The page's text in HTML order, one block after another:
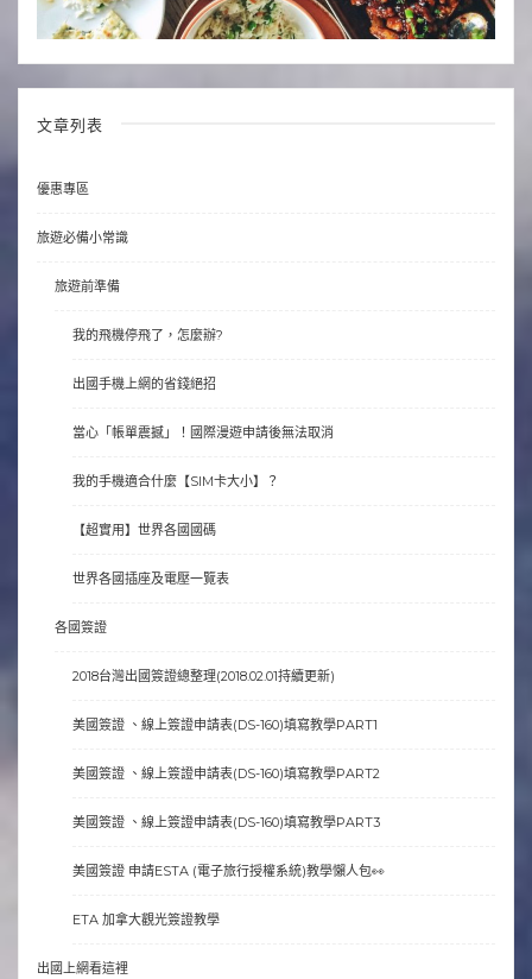
文章列表
優惠專區
旅遊必備小常識
旅遊前準備
我的飛機停飛了，怎麼辦?
出國手機上網的省錢絕招
當心「帳單震撼」！國際漫遊申請後無法取消
我的手機適合什麼【SIM卡大小】？
【超實用】世界各國國碼
世界各國插座及電壓一覽表
各國簽證
2018台灣出國簽證總整理(2018.02.01持續更新)
美國簽證 、線上簽證申請表(DS-160)填寫教學PART1
美國簽證 、線上簽證申請表(DS-160)填寫教學PART2
美國簽證 、線上簽證申請表(DS-160)填寫教學PART3
美國簽證 申請ESTA (電子旅行授權系統)教學懶人包👀
ETA 加拿大觀光簽證教學
出國上網看這裡